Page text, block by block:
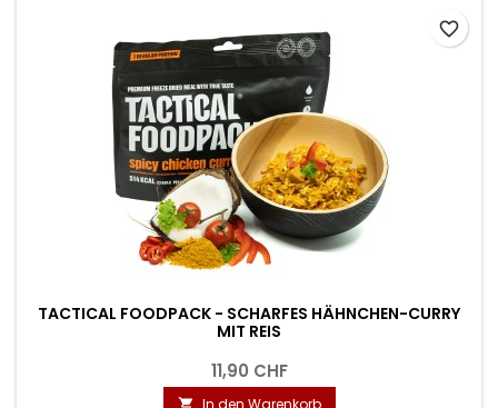
TACTICAL FOODPACK - SCHARFES HÄHNCHEN-CURRY
MIT REIS
11,90 CHF
 In den Warenkorb
favorite_border